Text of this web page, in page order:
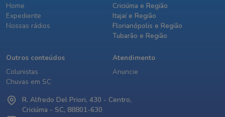
Home
Expediente
Nossas rádios
Criciúma e Região
Itajaí e Região
Florianópolis e Região
Tubarão e Região
Outros conteúdos
Colunistas
Chuvas em SC
Atendimento
Anuncie
R. Alfredo Del Priori, 430 - Centro,
Criciúma - SC, 88801-630